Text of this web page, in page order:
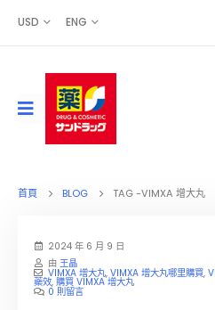
USD ENG
首頁 BLOG TAG -VIMXA 增大丸
2024 年 6 月 9 日
由 王晶
VIMXA 增大丸,VIMXA 增大丸哪里購買,
藥效, 購買 VIMXA 增大丸
0 則留言